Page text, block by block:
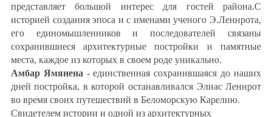
представляет большой интерес для гостей района.С
историей создания эпоса и с именами ученого Э.Леннрота,
его единомышленников и последователей связаны
сохранившиеся архитектурные постройки и памятные
места, каждое из которых в своем роде уникально.
Амбар Ямянена - единственная сохранившаяся до наших
дней постройка, в которой останавливался Элиас Леннрот
во время своих путешествий в Беломорскую Карелию.
Свидетелем истории и одной из архитектурных